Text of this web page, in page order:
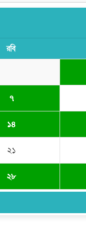
রবি
৭
১৪
২১
২৮